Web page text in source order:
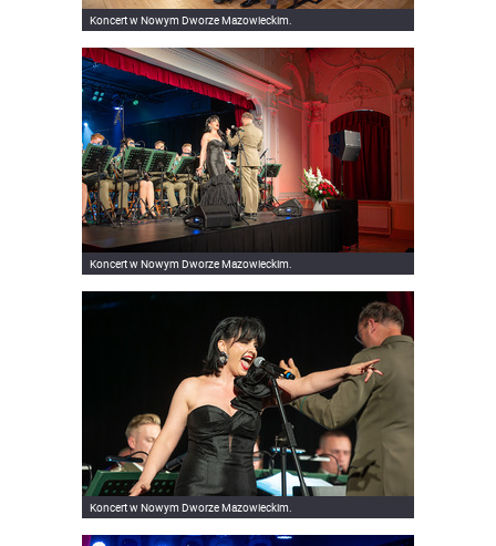
Koncert w Nowym Dworze Mazowieckim.
Koncert w Nowym Dworze Mazowieckim.
Koncert w Nowym Dworze Mazowieckim.